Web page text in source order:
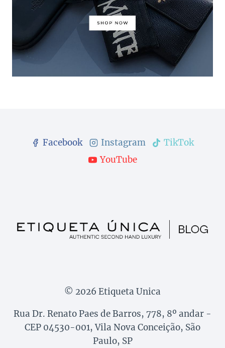
Facebook Instagram
TikTok
YouTube
© 2026 Etiqueta Unica
Rua Dr. Renato Paes de Barros, 778, 8º andar -
CEP 04530-001, Vila Nova Conceição, São
Paulo, SP